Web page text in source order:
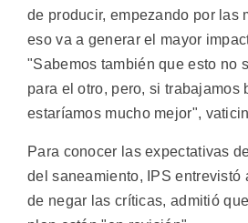
de producir, empezando por las
eso va a generar el mayor
"Sabemos también que esto no
para el otro, pero, si trabajamos
estaríamos mucho mejor",
Para conocer las expectativas
del saneamiento, IPS entrevistó
de negar las críticas, admitió